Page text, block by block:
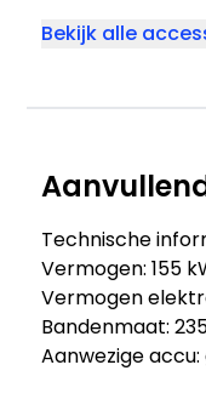
Bekijk alle
Technische
Vermogen: 155
Vermogen
Bandenmaat:
Aanwezige